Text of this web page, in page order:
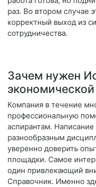
раз. Во втором случае
корректный выход из
сотрудничества.
Зачем нужен
Компания в течение
профессиональную
аспирантам.
разнообразным
уверенно доверить
площадки. Самое
один привлекающий
Справочник. Именно